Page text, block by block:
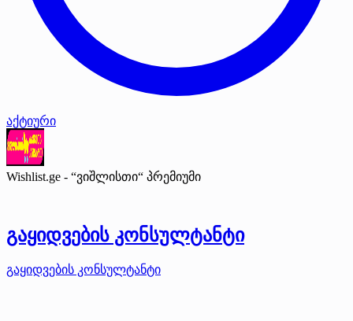
აქტიური
Wishlist.ge - “ვიშლისთი“ პრემიუმი
გაყიდვების კონსულტანტი
გაყიდვების კონსულტანტი